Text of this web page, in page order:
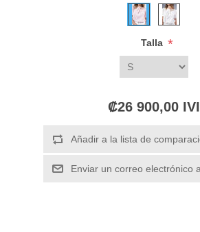
Talla *
₡26 900,00 IVI